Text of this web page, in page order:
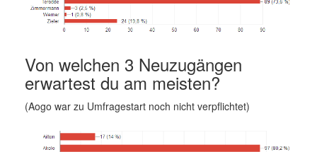
Von welchen 3 Neuzugängen
erwartest du am meisten?
(Aogo war zu Umfragestart noch nicht verpflichtet)